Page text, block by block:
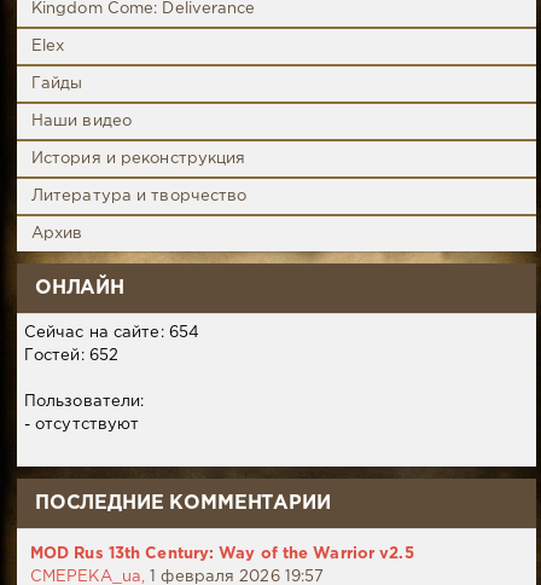
Kingdom Come: Deliverance
Elex
Гайды
Наши видео
История и реконструкция
Литература и творчество
Архив
ОНЛАЙН
Сейчас на сайте: 654
Гостей: 652
Пользователи:
- отсутствуют
ПОСЛЕДНИЕ КОММЕНТАРИИ
MOD Rus 13th Century: Way of the Warrior v2.5
CMEPEKA_ua,
1 февраля 2026 19:57